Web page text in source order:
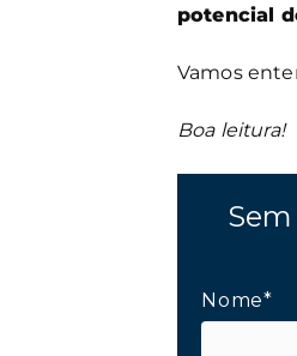
potencial
Vamos
Boa leitura!
Nome*